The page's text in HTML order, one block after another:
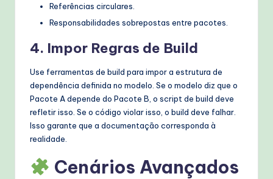
Referências circulares.
Responsabilidades sobrepostas entre pacotes.
4. Impor Regras de Build
Use ferramentas de build para impor a estrutura de
dependência definida no modelo. Se o modelo diz que o
Pacote A depende do Pacote B, o script de build deve
refletir isso. Se o código violar isso, o build deve falhar.
Isso garante que a documentação corresponda à
realidade.
Cenários Avançados